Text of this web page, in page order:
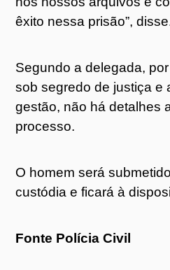
êxito nessa prisão”,
Segundo a delegada,
sob segredo de justiça e
gestão, não há detalhes
processo.
O homem será
custódia e ficará à
Fonte Polícia Civil